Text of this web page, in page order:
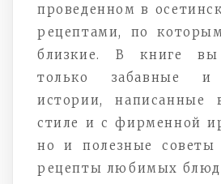
проведенном в
рецептами, по
близкие. В книге
только забавные и
истории, написанные
стиле и с фирменной
но и полезные
рецепты любимых